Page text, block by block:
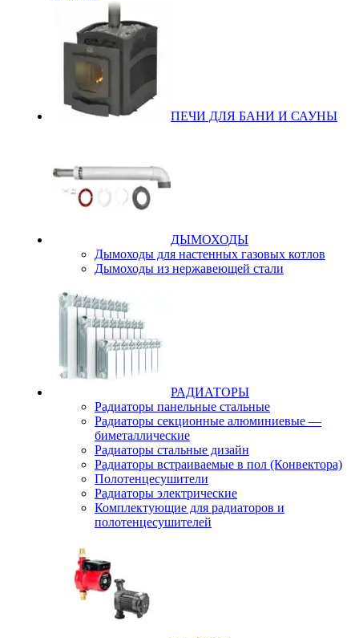
ПЕЧИ ДЛЯ БАНИ И САУНЫ
ДЫМОХОДЫ
Дымоходы для настенных газовых котлов
Дымоходы из нержавеющей стали
РАДИАТОРЫ
Радиаторы панельные стальные
Радиаторы секционные алюминиевые —
биметаллические
Радиаторы стальные дизайн
Радиаторы встраиваемые в пол (Конвектора)
Полотенцесушители
Радиаторы электрические
Комплектующие для радиаторов и
полотенцесушителей